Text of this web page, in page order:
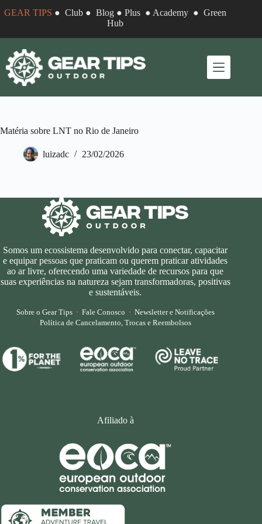
para
conteúdo
GEAR TIPS ●Club ●Blog ●Plus ● Academy ●Green
Hub
Matéria sobre LNT no Rio de Janeiro
luizadc 23/02/2026
Somos um ecossistema desenvolvido para conectar, capacitar
e equipar pessoas que praticam ou querem praticar atividades
ao ar livre, oferecendo uma variedade de recursos para que
suas experiências na natureza sejam transformadoras, positivas
e sustentáveis.
Sobre o Gear Tips· Fale Conosco · Newsletter e Notificações
Política de Cancelamento, Trocas e Reembolsos
Afiliado à